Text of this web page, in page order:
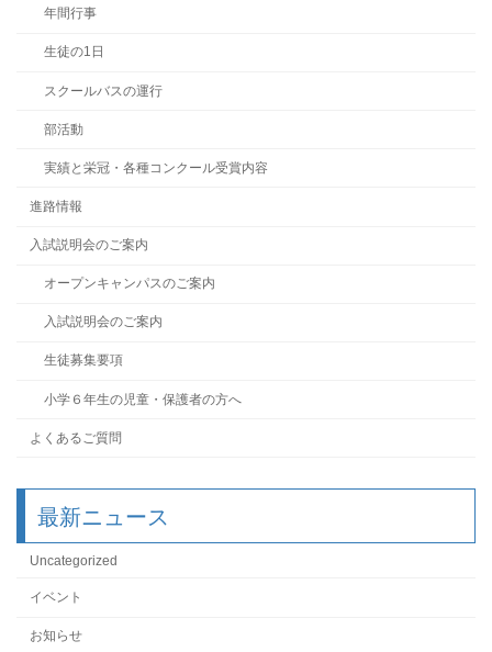
年間行事
生徒の1日
スクールバスの運行
部活動
実績と栄冠・各種コンクール受賞内容
進路情報
入試説明会のご案内
オープンキャンパスのご案内
入試説明会のご案内
生徒募集要項
小学６年生の児童・保護者の方へ
よくあるご質問
最新ニュース
Uncategorized
イベント
お知らせ